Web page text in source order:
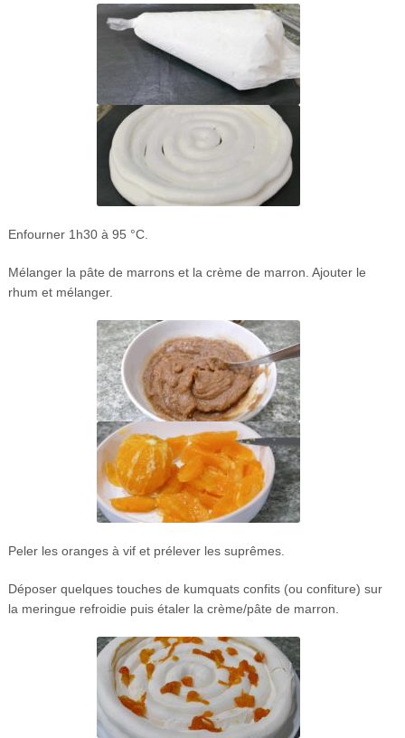
Enfourner 1h30 à 95 °C.
Mélanger la pâte de marrons et la crème de marron. Ajouter le
rhum et mélanger.
Peler les oranges à vif et prélever les suprêmes.
Déposer quelques touches de kumquats confits (ou confiture) sur
la meringue refroidie puis étaler la crème/pâte de marron.